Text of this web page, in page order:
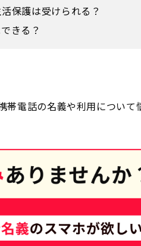
保護は受けられる？
きる？
電話の名義や利用について